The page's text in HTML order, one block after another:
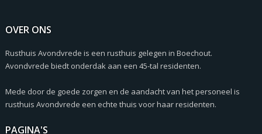
OVER ONS
Rusthuis Avondvrede is een rusthuis gelegen in Boechout.
Avondvrede biedt onderdak aan een 45-tal residenten.
Mede door de goede zorgen en de aandacht van het personeel is
rusthuis Avondvrede een echte thuis voor haar residenten.
PAGINA'S